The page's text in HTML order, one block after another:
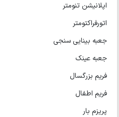
اپلانیشن تنومتر
اتورفراکتومتر
جعبه بینایی سنجی
جعبه عینک
فریم بزرگسال
فریم اطفال
پریزم بار